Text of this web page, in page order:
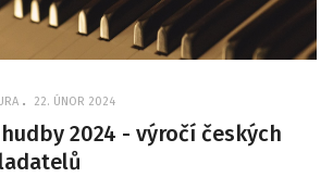
22. ÚNOR 2024
2024 - výročí českých